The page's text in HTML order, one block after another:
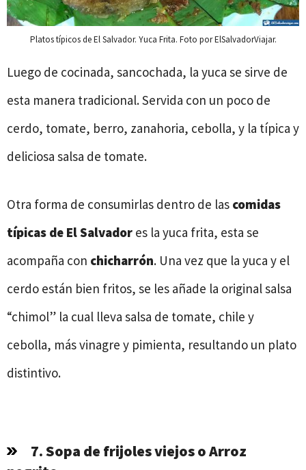
Platos típicos de El Salvador. Yuca Frita. Foto por ElSalvadorViajar.
Luego de cocinada, sancochada, la yuca se sirve de
esta manera tradicional. Servida con un poco de
cerdo, tomate, berro, zanahoria, cebolla, y la típica y
deliciosa salsa de tomate.
Otra forma de consumirlas dentro de las comidas
típicas de El Salvador es la yuca frita, esta se
acompaña con chicharrón. Una vez que la yuca y el
cerdo están bien fritos, se les añade la original salsa
“chimol” la cual lleva salsa de tomate, chile y
cebolla, más vinagre y pimienta, resultando un plato
distintivo.
7. Sopa de frijoles viejos o Arroz